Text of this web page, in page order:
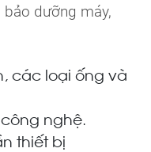
bảo dưỡng máy,
các loại ống và
nghệ.
thiết bị